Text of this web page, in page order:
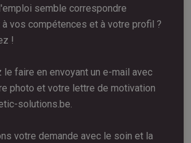
semble correspondre
vos compétences et à votre profil ?
!
le faire en envoyant un e-mail avec
photo et votre lettre de motivation
solutions.be.
votre demande avec le soin et la